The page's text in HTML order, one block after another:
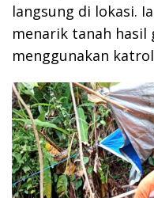
langsung di lokasi.
menarik tanah hasil
menggunakan